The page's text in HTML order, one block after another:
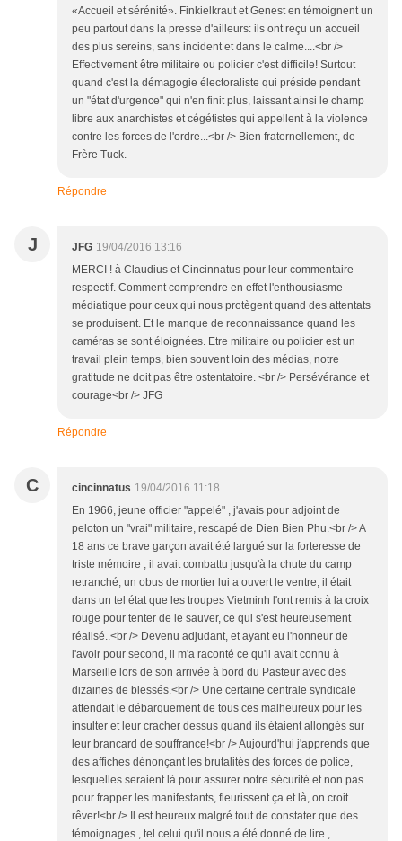
«Accueil et sérénité». Finkielkraut et Genest en témoignent un
peu partout dans la presse d'ailleurs: ils ont reçu un accueil
des plus sereins, sans incident et dans le calme....<br />
Effectivement être militaire ou policier c'est difficile! Surtout
quand c'est la démagogie électoraliste qui préside pendant
un "état d'urgence" qui n'en finit plus, laissant ainsi le champ
libre aux anarchistes et cégétistes qui appellent à la violence
contre les forces de l'ordre...<br /> Bien fraternellement, de
Frère Tuck.
Répondre
J JFG 19/04/2016 13:16
MERCI ! à Claudius et Cincinnatus pour leur commentaire
respectif. Comment comprendre en effet l'enthousiasme
médiatique pour ceux qui nous protègent quand des attentats
se produisent. Et le manque de reconnaissance quand les
caméras se sont éloignées. Etre militaire ou policier est un
travail plein temps, bien souvent loin des médias, notre
gratitude ne doit pas être ostentatoire. <br /> Persévérance et
courage<br /> JFG
Répondre
C cincinnatus 19/04/2016 11:18
En 1966, jeune officier "appelé" , j'avais pour adjoint de
peloton un "vrai" militaire, rescapé de Dien Bien Phu.<br /> A
18 ans ce brave garçon avait été largué sur la forteresse de
triste mémoire , il avait combattu jusqu'à la chute du camp
retranché, un obus de mortier lui a ouvert le ventre, il était
dans un tel état que les troupes Vietminh l'ont remis à la croix
rouge pour tenter de le sauver, ce qui s'est heureusement
réalisé..<br /> Devenu adjudant, et ayant eu l'honneur de
l'avoir pour second, il m'a raconté ce qu'il avait connu à
Marseille lors de son arrivée à bord du Pasteur avec des
dizaines de blessés.<br /> Une certaine centrale syndicale
attendait le débarquement de tous ces malheureux pour les
insulter et leur cracher dessus quand ils étaient allongés sur
leur brancard de souffrance!<br /> Aujourd'hui j'apprends que
des affiches dénonçant les brutalités des forces de police,
lesquelles seraient là pour assurer notre sécurité et non pas
pour frapper les manifestants, fleurissent ça et là, on croit
rêver!<br /> Il est heureux malgré tout de constater que des
témoignages , tel celui qu'il nous a été donné de lire ,